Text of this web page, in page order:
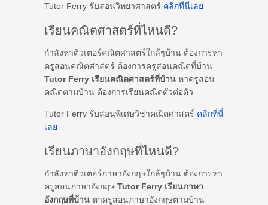
Tutor Ferry รับสอนวิทยาศาสตร์ คลิกที่นี่เลย
เรียนคณิตศาสตร์ที่ไหนดี?
กำลังหาติวเตอร์คณิตศาสตร์ใกล้ๆบ้าน ต้องการหา
ครูสอนคณิตศาสตร์ ต้องการครูสอนคณิตที่บ้าน
Tutor Ferry เรียนคณิตศาสตร์ที่บ้าน หาครูสอน
คณิตตามบ้าน ต้องการเรียนคณิตตัวต่อตัว
Tutor Ferry รับสอนพิเศษวิชาคณิตศาสตร์ คลิกที่นี่
เลย
เรียนภาษาอังกฤษที่ไหนดี?
กำลังหาติวเตอร์ภาษาอังกฤษใกล้ๆบ้าน ต้องการหา
ครูสอนภาษาอังกฤษ Tutor Ferry เรียนภาษา
อังกฤษที่บ้าน หาครูสอนภาษาอังกฤษตามบ้าน